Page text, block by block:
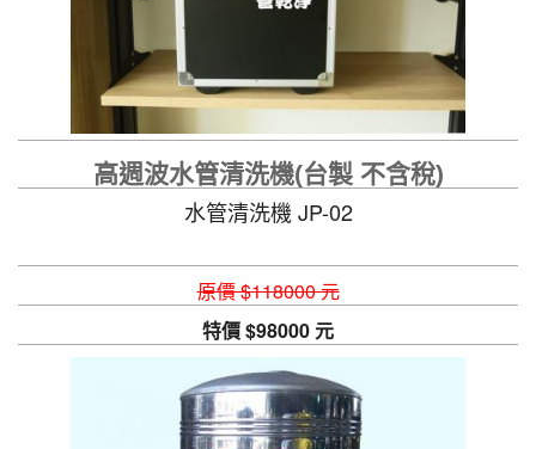
高週波水管清洗機(台製 不含稅)
水管清洗機 JP-02
原價 $118000 元
特價 $98000 元